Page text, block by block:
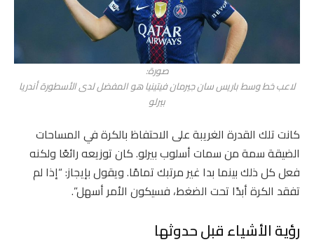
صورة:
لاعب خط وسط باريس سان جيرمان فيتينيا هو المفضل لدى الأسطورة أندريا
بيرلو
كانت تلك القدرة الغريبة على الاحتفاظ بالكرة في المساحات
الضيقة سمة من سمات أسلوب بيرلو. كان توزيعه رائعًا ولكنه
فعل كل ذلك بينما بدا غير مرتبك تمامًا. ويقول بإيجاز: “إذا لم
تفقد الكرة أبدًا تحت الضغط، فسيكون الأمر أسهل”.
رؤية الأشياء قبل حدوثها